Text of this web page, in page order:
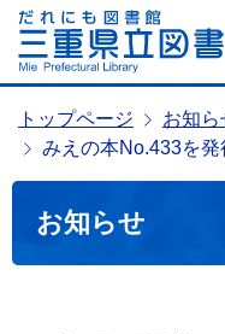
トップページ
お知ら
みえの本No.433を発
お知らせ